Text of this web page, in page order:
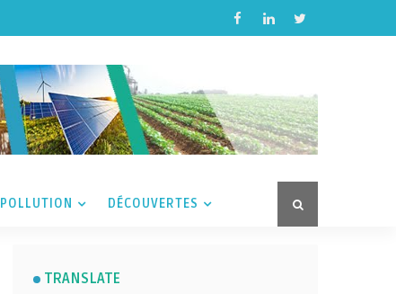
POLLUTION DÉCOUVERTES
TRANSLATE